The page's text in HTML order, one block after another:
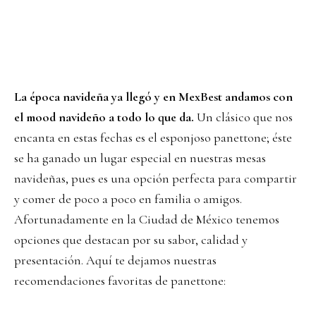
La época navideña ya llegó y en MexBest andamos con
el mood navideño a todo lo que da. Un clásico que nos
encanta en estas fechas es el esponjoso panettone; éste
se ha ganado un lugar especial en nuestras mesas
navideñas, pues es una opción perfecta para compartir
y comer de poco a poco en familia o amigos.
Afortunadamente en la Ciudad de México tenemos
opciones que destacan por su sabor, calidad y
presentación. Aquí te dejamos nuestras
recomendaciones favoritas de panettone: